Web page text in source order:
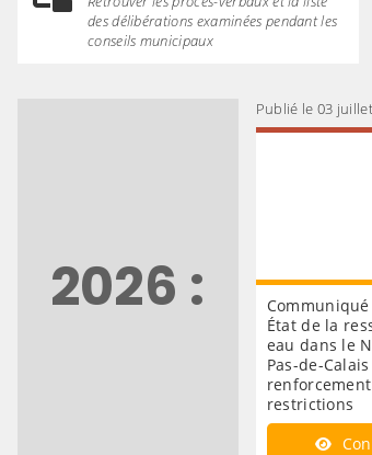
des délibérations examinées pendant les
conseils municipaux
2026 :
Publié le 03
État de la
eau dans le
Pas-de-Calais
restrictions